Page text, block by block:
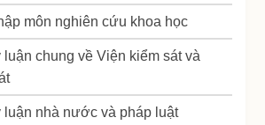
môn nghiên cứu khoa học
luận chung về Viện kiểm sát và
luận nhà nước và pháp luật